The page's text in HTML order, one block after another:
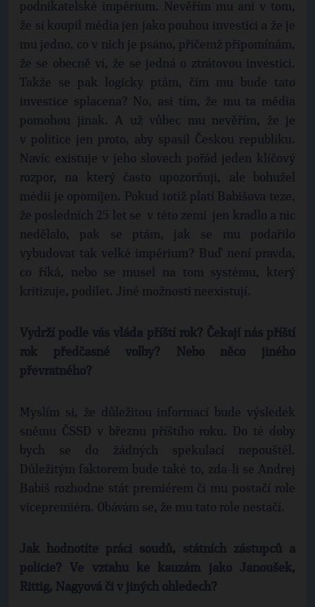
podnikatelské impérium. Nevěřím mu ani v tom,
že si koupil média jen jako pouhou investici a že je
mu jedno, co v nich je psáno, přičemž připomínám,
že se obecně ví, že se jedná o ztrátovou investici.
Takže se pak logicky ptám, čím mu bude tato
investice splacena? No, asi tím, že mu ta média
pomohou jinak. A už vůbec mu nevěřím, že je
v politice jen proto, aby spasil Českou republiku.
Navíc existuje v jeho slovech pořád jeden klíčový
rozpor, na který často upozorňuji, ale bohužel
médii je opomíjen. Pokud totiž platí Babišova teze,
že posledních 25 let se v této zemi jen kradlo a nic
nedělalo, pak se ptám, jak se mu podařilo
vybudovat tak velké impérium? Buď není pravda,
co říká, nebo se musel na tom systému, který
kritizuje, podílet. Jiné možnosti neexistují.
Vydrží podle vás vláda příští rok? Čekají nás příští
rok předčasné volby? Nebo něco jiného
převratného?
Myslím si, že důležitou informací bude výsledek
sněmu ČSSD v březnu příštího roku. Do té doby
bych se do žádných spekulací nepouštěl.
Důležitým faktorem bude také to, zda-li se Andrej
Babiš rozhodne stát premiérem či mu postačí role
vicepremiéra. Obávám se, že mu tato role nestačí.
Jak hodnotíte práci soudů, státních zástupců a
policie? Ve vztahu ke kauzám jako Janoušek,
Rittig, Nagyová či v jiných ohledech?